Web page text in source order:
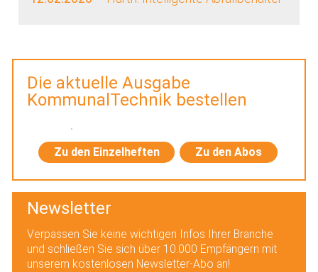
Die aktuelle Ausgabe
KommunalTechnik bestellen
Zu den Einzelheften Zu den Abos
Newsletter
Verpassen Sie keine wichtigen Infos Ihrer Branche
und schließen Sie sich über 10.000 Empfängern mit
unserem kostenlosen Newsletter-Abo an!